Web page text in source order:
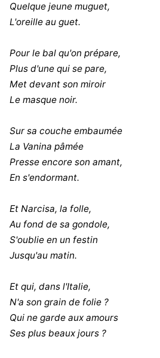
Quelque jeune muguet,
L'oreille au guet.
Pour le bal qu'on prépare,
Plus d'une qui se pare,
Met devant son miroir
Le masque noir.
Sur sa couche embaumée
La Vanina pâmée
Presse encore son amant,
En s'endormant.
Et Narcisa, la folle,
Au fond de sa gondole,
S'oublie en un festin
Jusqu'au matin.
Et qui, dans l'Italie,
N'a son grain de folie ?
Qui ne garde aux amours
Ses plus beaux jours ?